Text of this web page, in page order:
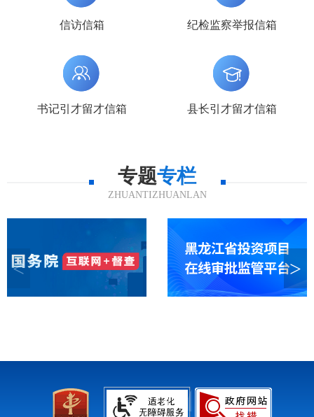
信访信箱 纪检监察举报信箱
书记引才留才信箱 县长引才留才信箱
专题专栏
ZHUANTIZHUANLAN
< >